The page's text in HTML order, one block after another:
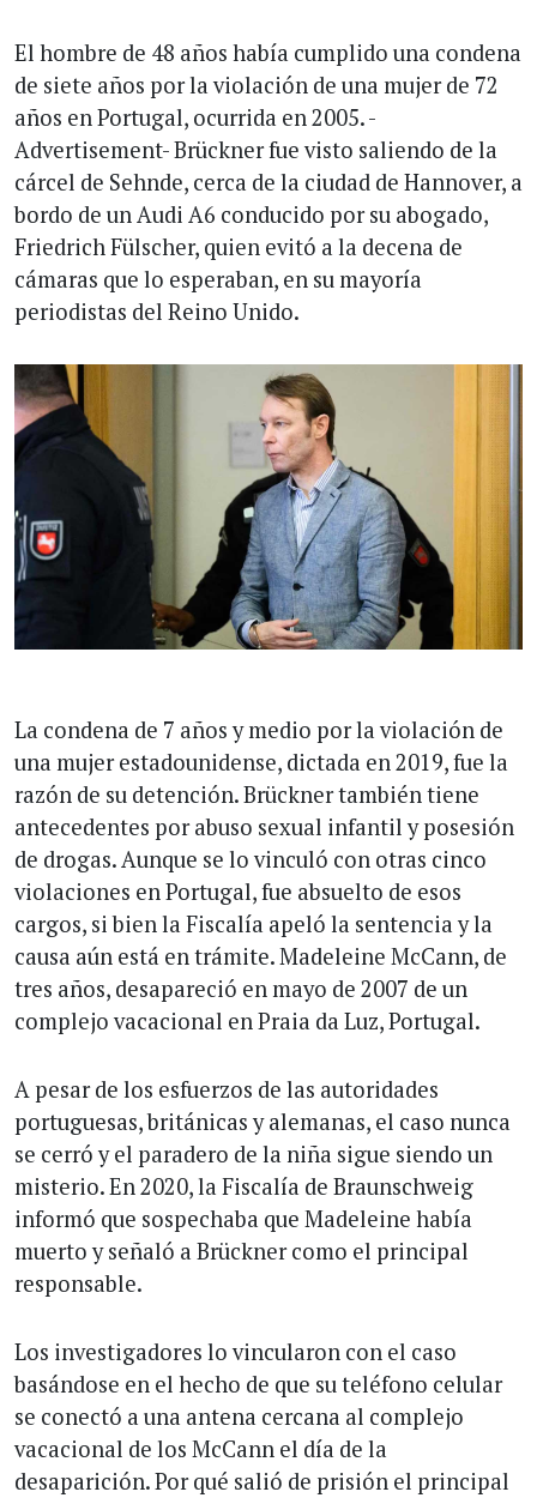
El hombre de 48 años había cumplido una condena
de siete años por la violación de una mujer de 72
años en Portugal, ocurrida en 2005. -
Advertisement- Brückner fue visto saliendo de la
cárcel de Sehnde, cerca de la ciudad de Hannover, a
bordo de un Audi A6 conducido por su abogado,
Friedrich Fülscher, quien evitó a la decena de
cámaras que lo esperaban, en su mayoría
periodistas del Reino Unido.
La condena de 7 años y medio por la violación de
una mujer estadounidense, dictada en 2019, fue la
razón de su detención. Brückner también tiene
antecedentes por abuso sexual infantil y posesión
de drogas. Aunque se lo vinculó con otras cinco
violaciones en Portugal, fue absuelto de esos
cargos, si bien la Fiscalía apeló la sentencia y la
causa aún está en trámite. Madeleine McCann, de
tres años, desapareció en mayo de 2007 de un
complejo vacacional en Praia da Luz, Portugal.
A pesar de los esfuerzos de las autoridades
portuguesas, británicas y alemanas, el caso nunca
se cerró y el paradero de la niña sigue siendo un
misterio. En 2020, la Fiscalía de Braunschweig
informó que sospechaba que Madeleine había
muerto y señaló a Brückner como el principal
responsable.
Los investigadores lo vincularon con el caso
basándose en el hecho de que su teléfono celular
se conectó a una antena cercana al complejo
vacacional de los McCann el día de la
desaparición. Por qué salió de prisión el principal